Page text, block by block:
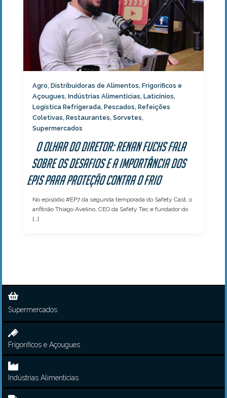
Agro, Distribuidoras de Alimentos, Frigoríficos e
Açougues, Indústrias Alimentícias, Laticínios,
Logística Refrigerada, Pescados, Refeições
Coletivas, Restaurantes, Sorvetes,
Supermercados
O olhar do Diretor: Renan Fuchs fala
sobre os desafios e a importância dos
EPIs para proteção contra o frio
No episódio #EP7 da segunda temporada do Safety Cast, o
anfitrião Thiago Avelino, CEO da Safety Tec e fundador do
[…]
Supermercados
Frigoríficos e Açougues
Indústrias Alimentícias